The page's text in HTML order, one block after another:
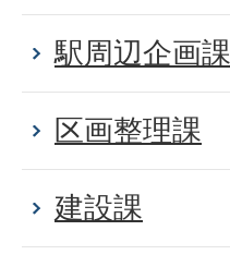
駅周辺企画課
区画整理課
建設課